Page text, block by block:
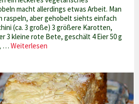
macht allerdings etwas Arbeit. Man
raspeln, aber gehobelt siehts einfach
(ca. 3 große) 3 größere Karotten,
3 kleine rote Bete, geschält 4 Eier 50 g
…Weiterlesen